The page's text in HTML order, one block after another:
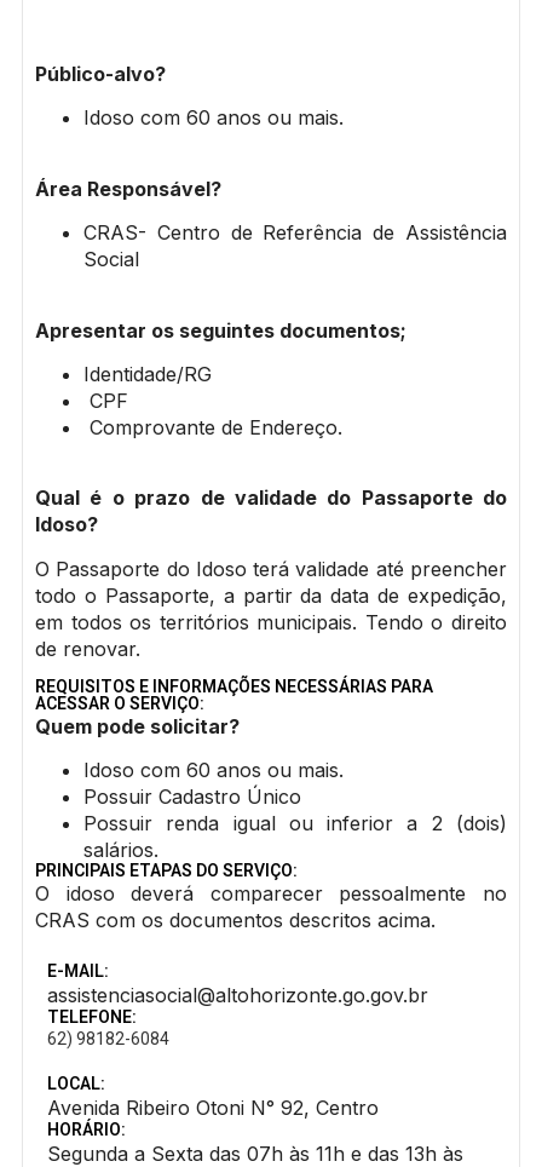
Público-alvo?
Idoso com 60 anos ou mais.
Área Responsável?
CRAS- Centro de Referência de Assistência
Social
Apresentar os seguintes documentos;
Identidade/RG
CPF
Comprovante de Endereço.
Qual é o prazo de validade do Passaporte do
Idoso?
O Passaporte do Idoso terá validade até preencher
todo o Passaporte, a partir da data de expedição,
em todos os territórios municipais. Tendo o direito
de renovar.
REQUISITOS E INFORMAÇÕES NECESSÁRIAS PARA
ACESSAR O SERVIÇO:
Quem pode solicitar?
Idoso com 60 anos ou mais.
Possuir Cadastro Único
Possuir renda igual ou inferior a 2 (dois)
salários.
PRINCIPAIS ETAPAS DO SERVIÇO:
O idoso deverá comparecer pessoalmente no
CRAS com os documentos descritos acima.
E-MAIL:
assistenciasocial@altohorizonte.go.gov.br
TELEFONE:
62) 98182-6084
LOCAL:
Avenida Ribeiro Otoni N° 92, Centro
HORÁRIO:
Segunda a Sexta das 07h às 11h e das 13h às